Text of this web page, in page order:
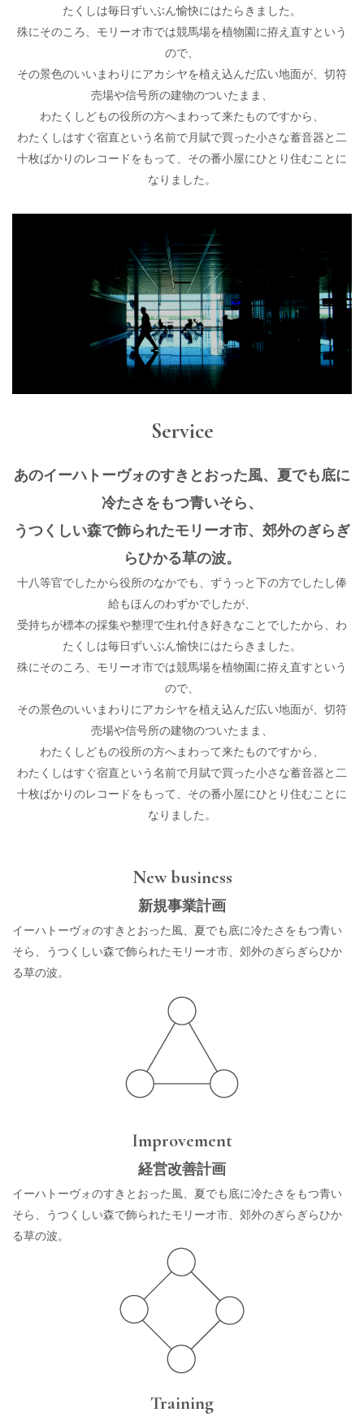
たくしは毎日ずいぶん愉快にはたらきました。
殊にそのころ、モリーオ市では競馬場を植物園に拵え直すという
ので、
その景色のいいまわりにアカシヤを植え込んだ広い地面が、切符
売場や信号所の建物のついたまま、
わたくしどもの役所の方へまわって来たものですから、
わたくしはすぐ宿直という名前で月賦で買った小さな蓄音器と二
十枚ばかりのレコードをもって、その番小屋にひとり住むことに
なりました。
Service
あのイーハトーヴォのすきとおった風、夏でも底に
冷たさをもつ青いそら、
うつくしい森で飾られたモリーオ市、郊外のぎらぎ
らひかる草の波。
十八等官でしたから役所のなかでも、ずうっと下の方でしたし俸
給もほんのわずかでしたが、
受持ちが標本の採集や整理で生れ付き好きなことでしたから、わ
たくしは毎日ずいぶん愉快にはたらきました。
殊にそのころ、モリーオ市では競馬場を植物園に拵え直すという
ので、
その景色のいいまわりにアカシヤを植え込んだ広い地面が、切符
売場や信号所の建物のついたまま、
わたくしどもの役所の方へまわって来たものですから、
わたくしはすぐ宿直という名前で月賦で買った小さな蓄音器と二
十枚ばかりのレコードをもって、その番小屋にひとり住むことに
なりました。
New business
新規事業計画
イーハトーヴォのすきとおった風、夏でも底に冷たさをもつ青い
そら、うつくしい森で飾られたモリーオ市、郊外のぎらぎらひか
る草の波。
Improvement
経営改善計画
イーハトーヴォのすきとおった風、夏でも底に冷たさをもつ青い
そら、うつくしい森で飾られたモリーオ市、郊外のぎらぎらひか
る草の波。
Training